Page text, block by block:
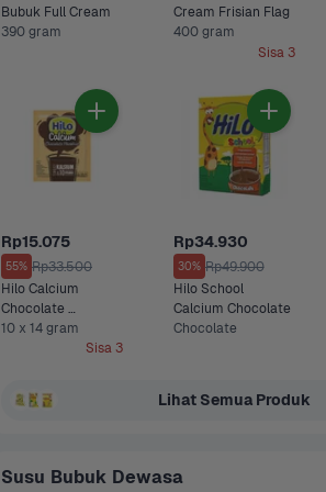
390 gram
400 gram
Sisa 3
Rp15.075
55% Rp33.500
Hilo Calcium
Chocolate
Hazelnut
10 x 14 gram
Sisa 3
Rp34.930
30% Rp49.900
Hilo School
Calcium Chocolate
Chocolate
Lihat Semua Produk
Susu Bubuk Dewasa